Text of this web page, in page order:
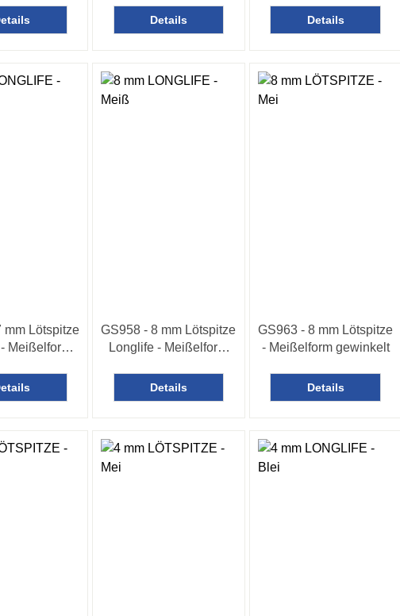
Details Details
mm Lötspitze
Meißelform
GS958 - 8 mm Lötspitze
Longlife - Meißelform
Details
GS963 - 8 mm Lötspitze
- Meißelform gewinkelt
Details